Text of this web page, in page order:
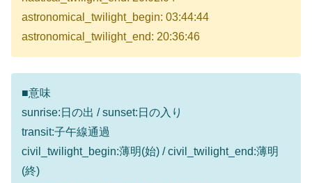
astronomical_twilight_begin: 03:44:44
astronomical_twilight_end: 20:36:46
■意味
sunrise:日の出 / sunset:日の入り
transit:子午線通過
civil_twilight_begin:薄明(始) / civil_twilight_end:薄明
(終)